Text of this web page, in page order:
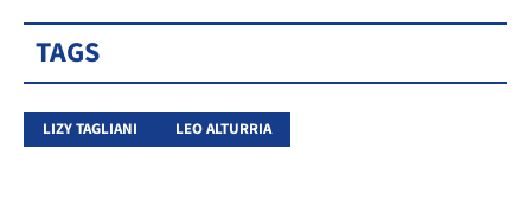
TAGS
LIZY TAGLIANI LEO ALTURRIA